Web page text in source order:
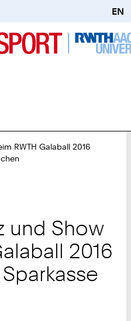
EN
RWTH Galaball 2016
und Show
2016